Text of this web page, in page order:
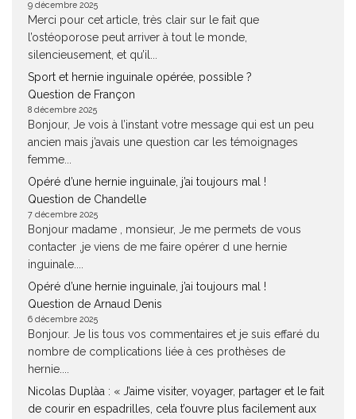
9 décembre 2025
Merci pour cet article, très clair sur le fait que
l’ostéoporose peut arriver à tout le monde,
silencieusement, et qu’il...
Sport et hernie inguinale opérée, possible ?
Question de Françon
8 décembre 2025
Bonjour, Je vois à l’instant votre message qui est un peu
ancien mais j’avais une question car les témoignages
femme...
Opéré d’une hernie inguinale, j’ai toujours mal !
Question de Chandelle
7 décembre 2025
Bonjour madame , monsieur, Je me permets de vous
contacter ,je viens de me faire opérer d une hernie
inguinale....
Opéré d’une hernie inguinale, j’ai toujours mal !
Question de Arnaud Denis
6 décembre 2025
Bonjour. Je lis tous vos commentaires et je suis effaré du
nombre de complications liée à ces prothèses de
hernie....
Nicolas Duplàa : « J’aime visiter, voyager, partager et le fait
de courir en espadrilles, cela t’ouvre plus facilement aux